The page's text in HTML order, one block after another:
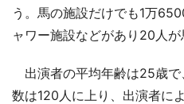
う。馬の施設だけでも1万
ャワー施設などがあり20人が
出演者の平均年齢は25歳で
数は120人に上り、出演者に